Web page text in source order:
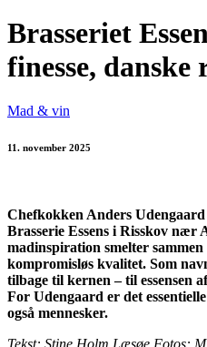
Brasseriet
finesse, danske
Mad & vin
11. november 2025
Chefkokken Anders
Brasserie Essens i Risskov nær
madinspiration smelter
kompromisløs kvalitet. Som
tilbage til kernen – til essensen
For Udengaard er det
også mennesker.